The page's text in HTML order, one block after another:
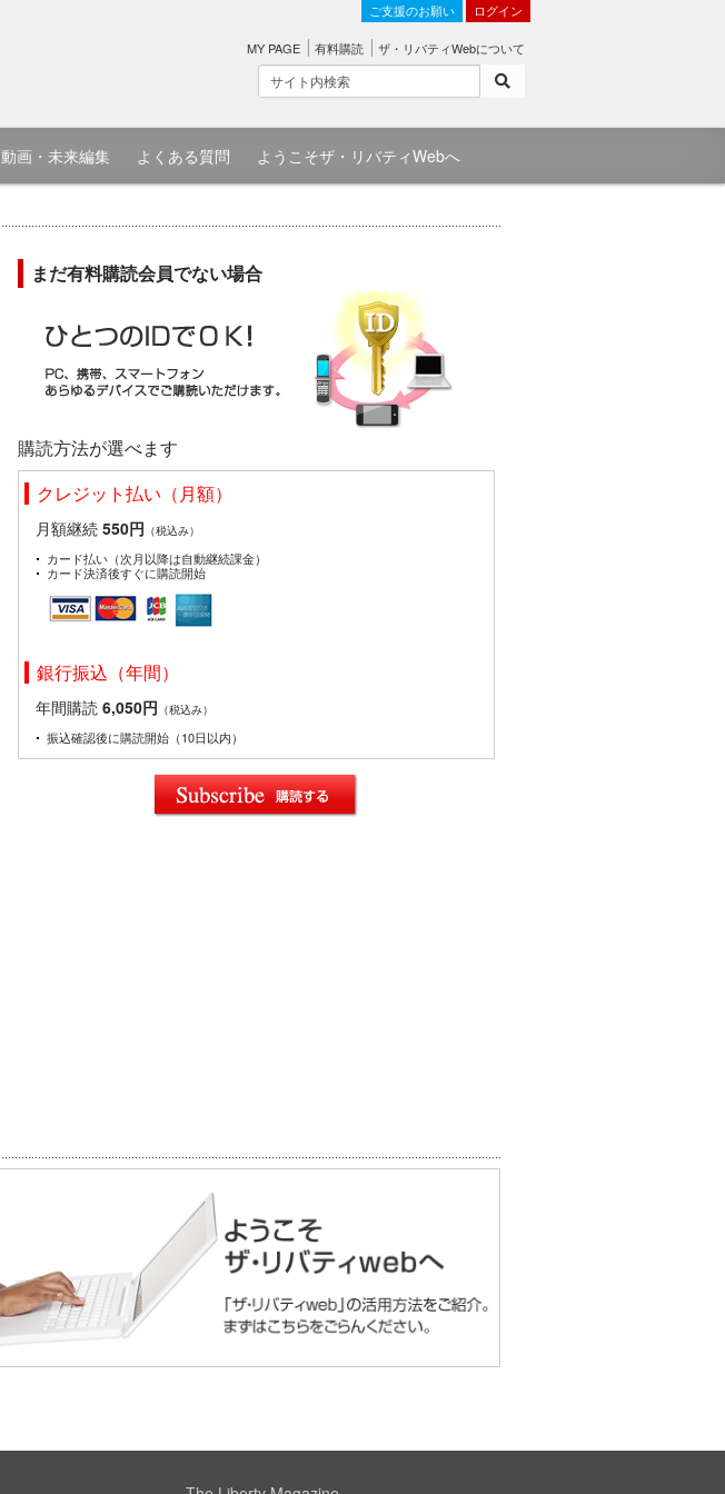
ご支援のお願い ログイン
MY PAGE 有料購読 ザ・リバティWebについて
動画・未来編集 よくある質問 ようこそザ・リバティWebへ
まだ有料購読会員でない場合
購読方法が選べます
クレジット払い（月額）
月額継続 550円 （税込み）
カード払い（次月以降は自動継続課金）
カード決済後すぐに購読開始
銀行振込（年間）
年間購読 6,050円 （税込み）
振込確認後に購読開始（10日以内）